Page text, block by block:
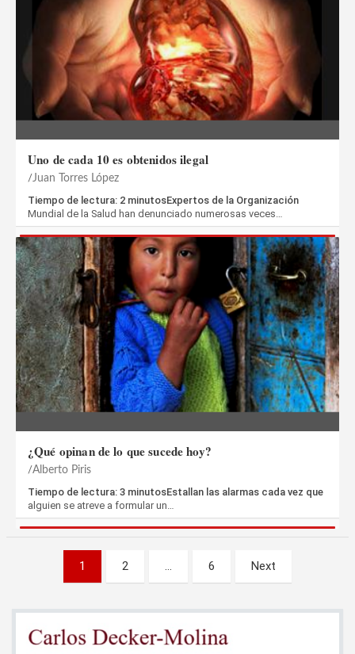
Uno de cada 10 es obtenidos ilegal
Juan Torres López
Tiempo de lectura: 2 minutosExpertos de la Organización
Mundial de la Salud han denunciado numerosas veces…
¿Qué opinan de lo que sucede hoy?
Alberto Piris
Tiempo de lectura: 3 minutosEstallan las alarmas cada vez que
alguien se atreve a formular un…
Paginación
entradas
1 2 … 6 Next